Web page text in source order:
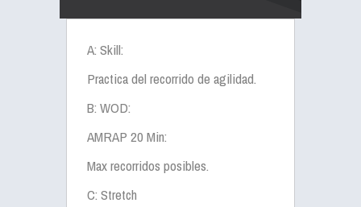
A: Skill:
Practica del recorrido de agilidad.
B: WOD:
AMRAP 20 Min:
Max recorridos posibles.
C: Stretch